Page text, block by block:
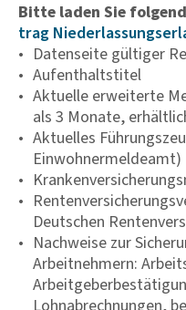
Bitte laden Sie
trag
Datenseite gültiger
Aufenthaltstitel
Aktuelle erweiterte
als 3 Monate,
Aktuelles
Einwohnermeldeamt)
Deutschen
Nachweise zur
Arbeitnehmern: